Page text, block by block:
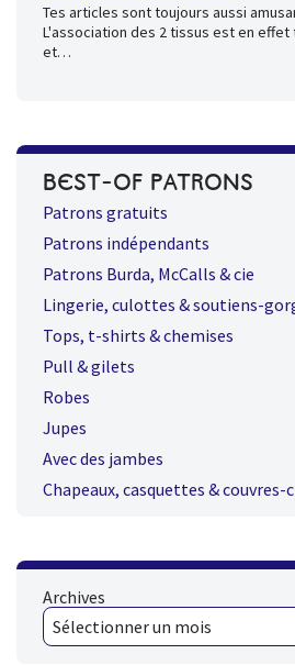
Tes articles sont toujours aussi
L'association des 2 tissus est en effet
et…
BEST-OF PATRONS
Patrons gratuits
Patrons indépendants
Patrons Burda, McCalls & cie
Lingerie, culottes & soutiens-
Tops, t-shirts & chemises
Pull & gilets
Robes
Jupes
Avec des jambes
Chapeaux, casquettes & couvres-
Archives